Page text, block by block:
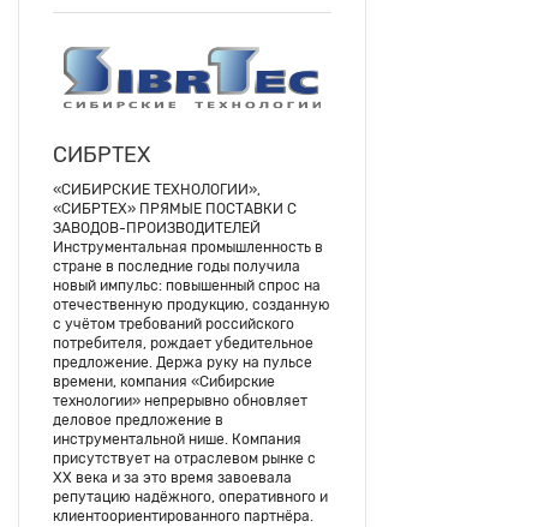
СИБРТЕХ
«СИБИРСКИЕ ТЕХНОЛОГИИ»,
«СИБРТЕХ» ПРЯМЫЕ ПОСТАВКИ С
ЗАВОДОВ-ПРОИЗВОДИТЕЛЕЙ
Инструментальная промышленность в
стране в последние годы получила
новый импульс: повышенный спрос на
отечественную продукцию, созданную
с учётом требований российского
потребителя, рождает убедительное
предложение. Держа руку на пульсе
времени, компания «Сибирские
технологии» непрерывно обновляет
деловое предложение в
инструментальной нише. Компания
присутствует на отраслевом рынке с
ХХ века и за это время завоевала
репутацию надёжного, оперативного и
клиентоориентированного партнёра.